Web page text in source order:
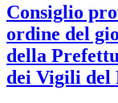
Consiglio
ordine del
della
dei Vigili del